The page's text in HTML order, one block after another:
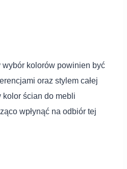
wybór kolorów powinien być
oraz stylem całej
kolor ścian do mebli
wpłynąć na odbiór tej